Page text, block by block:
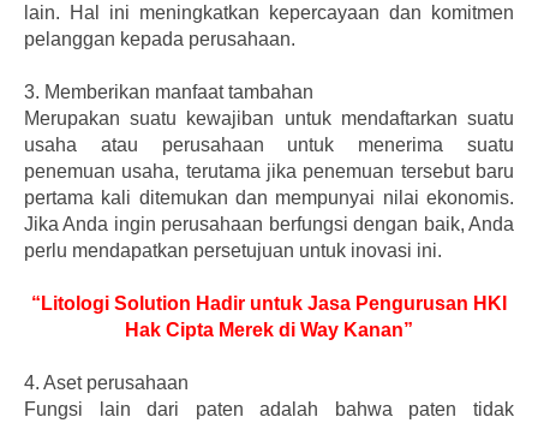
lain. Hal ini meningkatkan kepercayaan dan komitmen
pelanggan kepada perusahaan.
3. Memberikan manfaat tambahan
Merupakan suatu kewajiban untuk mendaftarkan suatu
usaha atau perusahaan untuk menerima suatu
penemuan usaha, terutama jika penemuan tersebut baru
pertama kali ditemukan dan mempunyai nilai ekonomis.
Jika Anda ingin perusahaan berfungsi dengan baik, Anda
perlu mendapatkan persetujuan untuk inovasi ini.
“Litologi Solution Hadir untuk Jasa Pengurusan HKI
Hak Cipta Merek di Way Kanan”
4. Aset perusahaan
Fungsi lain dari paten adalah bahwa paten tidak